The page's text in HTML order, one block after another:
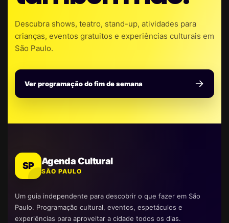
Descubra shows, teatro, stand-up, atividades para
crianças, eventos gratuitos e experiências culturais em
São Paulo.
Ver programação do fim de semana
SP Agenda Cultural
SÃO PAULO
Um guia independente para descobrir o que fazer em São
Paulo. Programação cultural, eventos, espetáculos e
experiências para aproveitar a cidade todos os dias.